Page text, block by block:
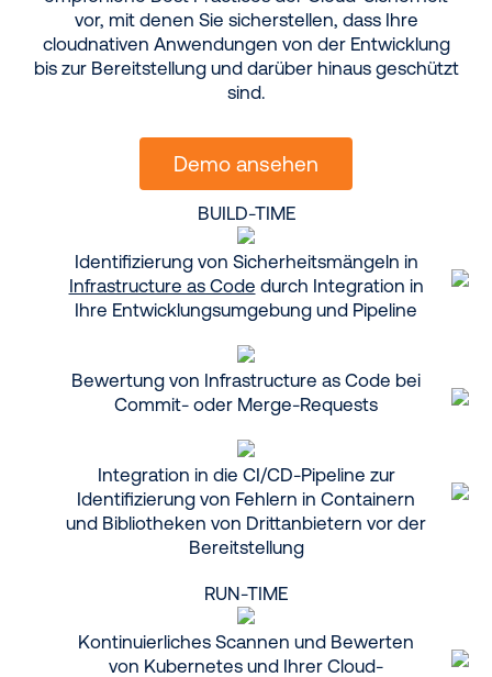
vor, mit denen Sie sicherstellen, dass Ihre
cloudnativen Anwendungen von der Entwicklung
bis zur Bereitstellung und darüber hinaus geschützt
sind.
Demo ansehen
BUILD-TIME
Identifizierung von Sicherheitsmängeln in
Infrastructure as Code durch Integration in
Ihre Entwicklungsumgebung und Pipeline
Bewertung von Infrastructure as Code bei
Commit- oder Merge-Requests
Integration in die CI/CD-Pipeline zur
Identifizierung von Fehlern in Containern
und Bibliotheken von Drittanbietern vor der
Bereitstellung
RUN-TIME
Kontinuierliches Scannen und Bewerten
von Kubernetes und Ihrer Cloud-